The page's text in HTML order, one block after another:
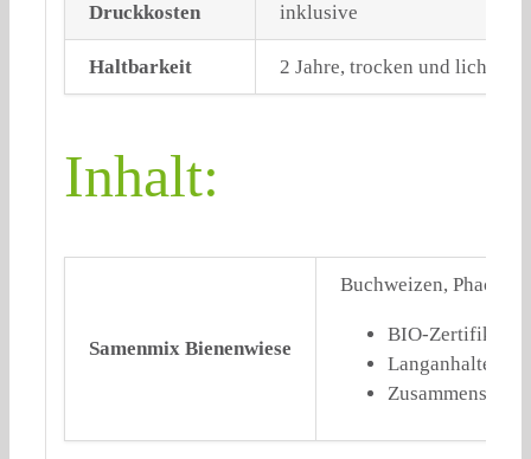
Druckkosten inklusive
Haltbarkeit 2 Jahre, trocken und
Inhalt:
Samenmix Bienenwiese
Buchweizen,
BIO-Zertifikat